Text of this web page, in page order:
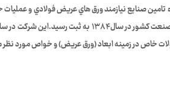
صنايع نيازمند ورق هاي عريض فولادي و
خاص در زمينه ابعاد (ورق عريض) و خواص مورد نظر